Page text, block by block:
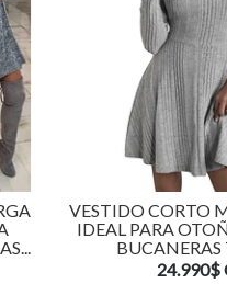
VESTIDO CORTO
IDEAL PARA
BUCANERAS
24.990$